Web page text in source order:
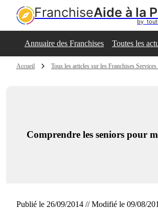
FranchiseAide à la
by
Annuaire des Franchises Toutes les
Accueil Tous les articles sur les Franchises
Comprendre les seniors pour
Publié le 26/09/2014 // Modifié le 09/08/